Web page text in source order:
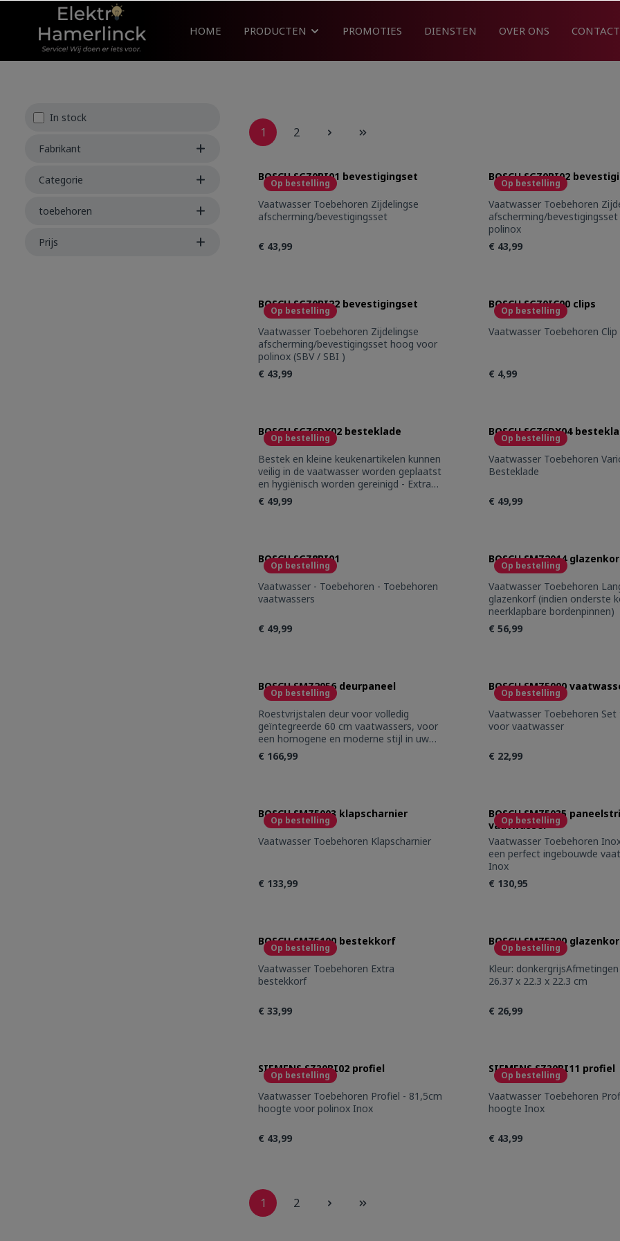
Skip to main navigation
HOME PRODUCTEN PROMOTIES DIENSTEN OVER ONS
In stock
Fabrikant
Categorie
toebehoren
Prijs
1 2
Op bestelling
BOSCH SGZ0BI01 bevestigingset
Vaatwasser Toebehoren Zijdelingse
afscherming/bevestigingsset
€ 43,99
Op bestelling
BOSCH SGZ0BI02
Vaatwasser Toebehoren Zijdelingse
afscherming/
polinox
€ 43,99
Op bestelling
BOSCH SGZ0BI22 bevestigingset
Vaatwasser Toebehoren Zijdelingse
afscherming/bevestigingsset hoog voor
polinox (SBV / SBI )
€ 43,99
Op bestelling
BOSCH SGZ0IC00 clips
Vaatwasser Toebehoren Clip
€ 4,99
Op bestelling
BOSCH SGZ6DX02 besteklade
Bestek en kleine keukenartikelen kunnen
veilig in de vaatwasser worden geplaatst
en hygiënisch worden gereinigd - Extra
ruimte in het midden van de VarioLade
voor klein servies (bijv. espressokopjes)
€ 49,99
Op bestelling
BOSCH SGZ6DX04
Vaatwasser Toebehoren Vario-
Besteklade
€ 49,99
Op bestelling
BOSCH SGZ8BI01
Vaatwasser - Toebehoren - Toebehoren
vaatwassers
€ 49,99
Op bestelling
BOSCH SMZ2014
Vaatwasser Toebehoren Langstelige
glazenkorf (indien onderste
neerklapbare bordenpinnen)
€ 56,99
Op bestelling
BOSCH SMZ2056 deurpaneel
Roestvrijstalen deur voor volledig
geïntegreerde 60 cm vaatwassers, voor
een homogene en moderne stijl in uw
keuken.Commerciële referentie:
SMZ2056Voor toestelhoogte: 81,5 cm
€ 166,99
Op bestelling
BOSCH SMZ5000
Vaatwasser Toebehoren Set toebehoren
voor vaatwasser
€ 22,99
Op bestelling
BOSCH SMZ5003 klapscharnier
Vaatwasser Toebehoren Klapscharnier
€ 133,99
Op bestelling
BOSCH SMZ5035
vaatwasser
Vaatwasser Toebehoren Inox strips voor
een perfect ingebouwde
Inox
€ 130,95
Op bestelling
BOSCH SMZ5100 bestekkorf
Vaatwasser Toebehoren Extra
bestekkorf
€ 33,99
Op bestelling
BOSCH SMZ5300
Kleur:
26.37 x 22.3 x 22.3 cm
€ 26,99
Op bestelling
SIEMENS SZ30BI02 profiel
Vaatwasser Toebehoren Profiel - 81,5cm
hoogte voor polinox Inox
€ 43,99
Op bestelling
SIEMENS SZ30BI11 profiel
Vaatwasser Toebehoren Profiel - 86,5cm
hoogte Inox
€ 43,99
1 2